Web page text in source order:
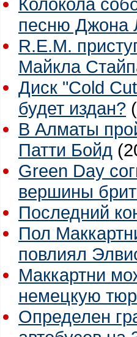
песню Джона
R.E.M.
Майкла
Диск "Cold
будет издан?
В Алматы
Патти Бойд
Green Day
вершины
Последний
Пол
повлиял
Маккартни
немецкую
Определен